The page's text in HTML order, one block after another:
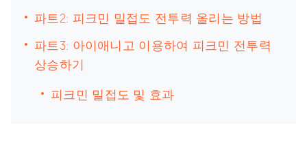
파트2: 피크민 밀접도 전투력 올리는 방법
파트3: 아이애니고 이용하여 피크민 전투력
상승하기
피크민 밀접도 및 효과